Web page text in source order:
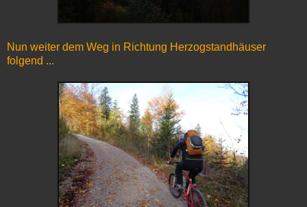
Nun weiter dem Weg in Richtung Herzogstandhäuser
folgend ...